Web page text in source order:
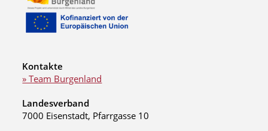
Kontakte
» Team Burgenland
Landesverband
7000 Eisenstadt, Pfarrgasse 10